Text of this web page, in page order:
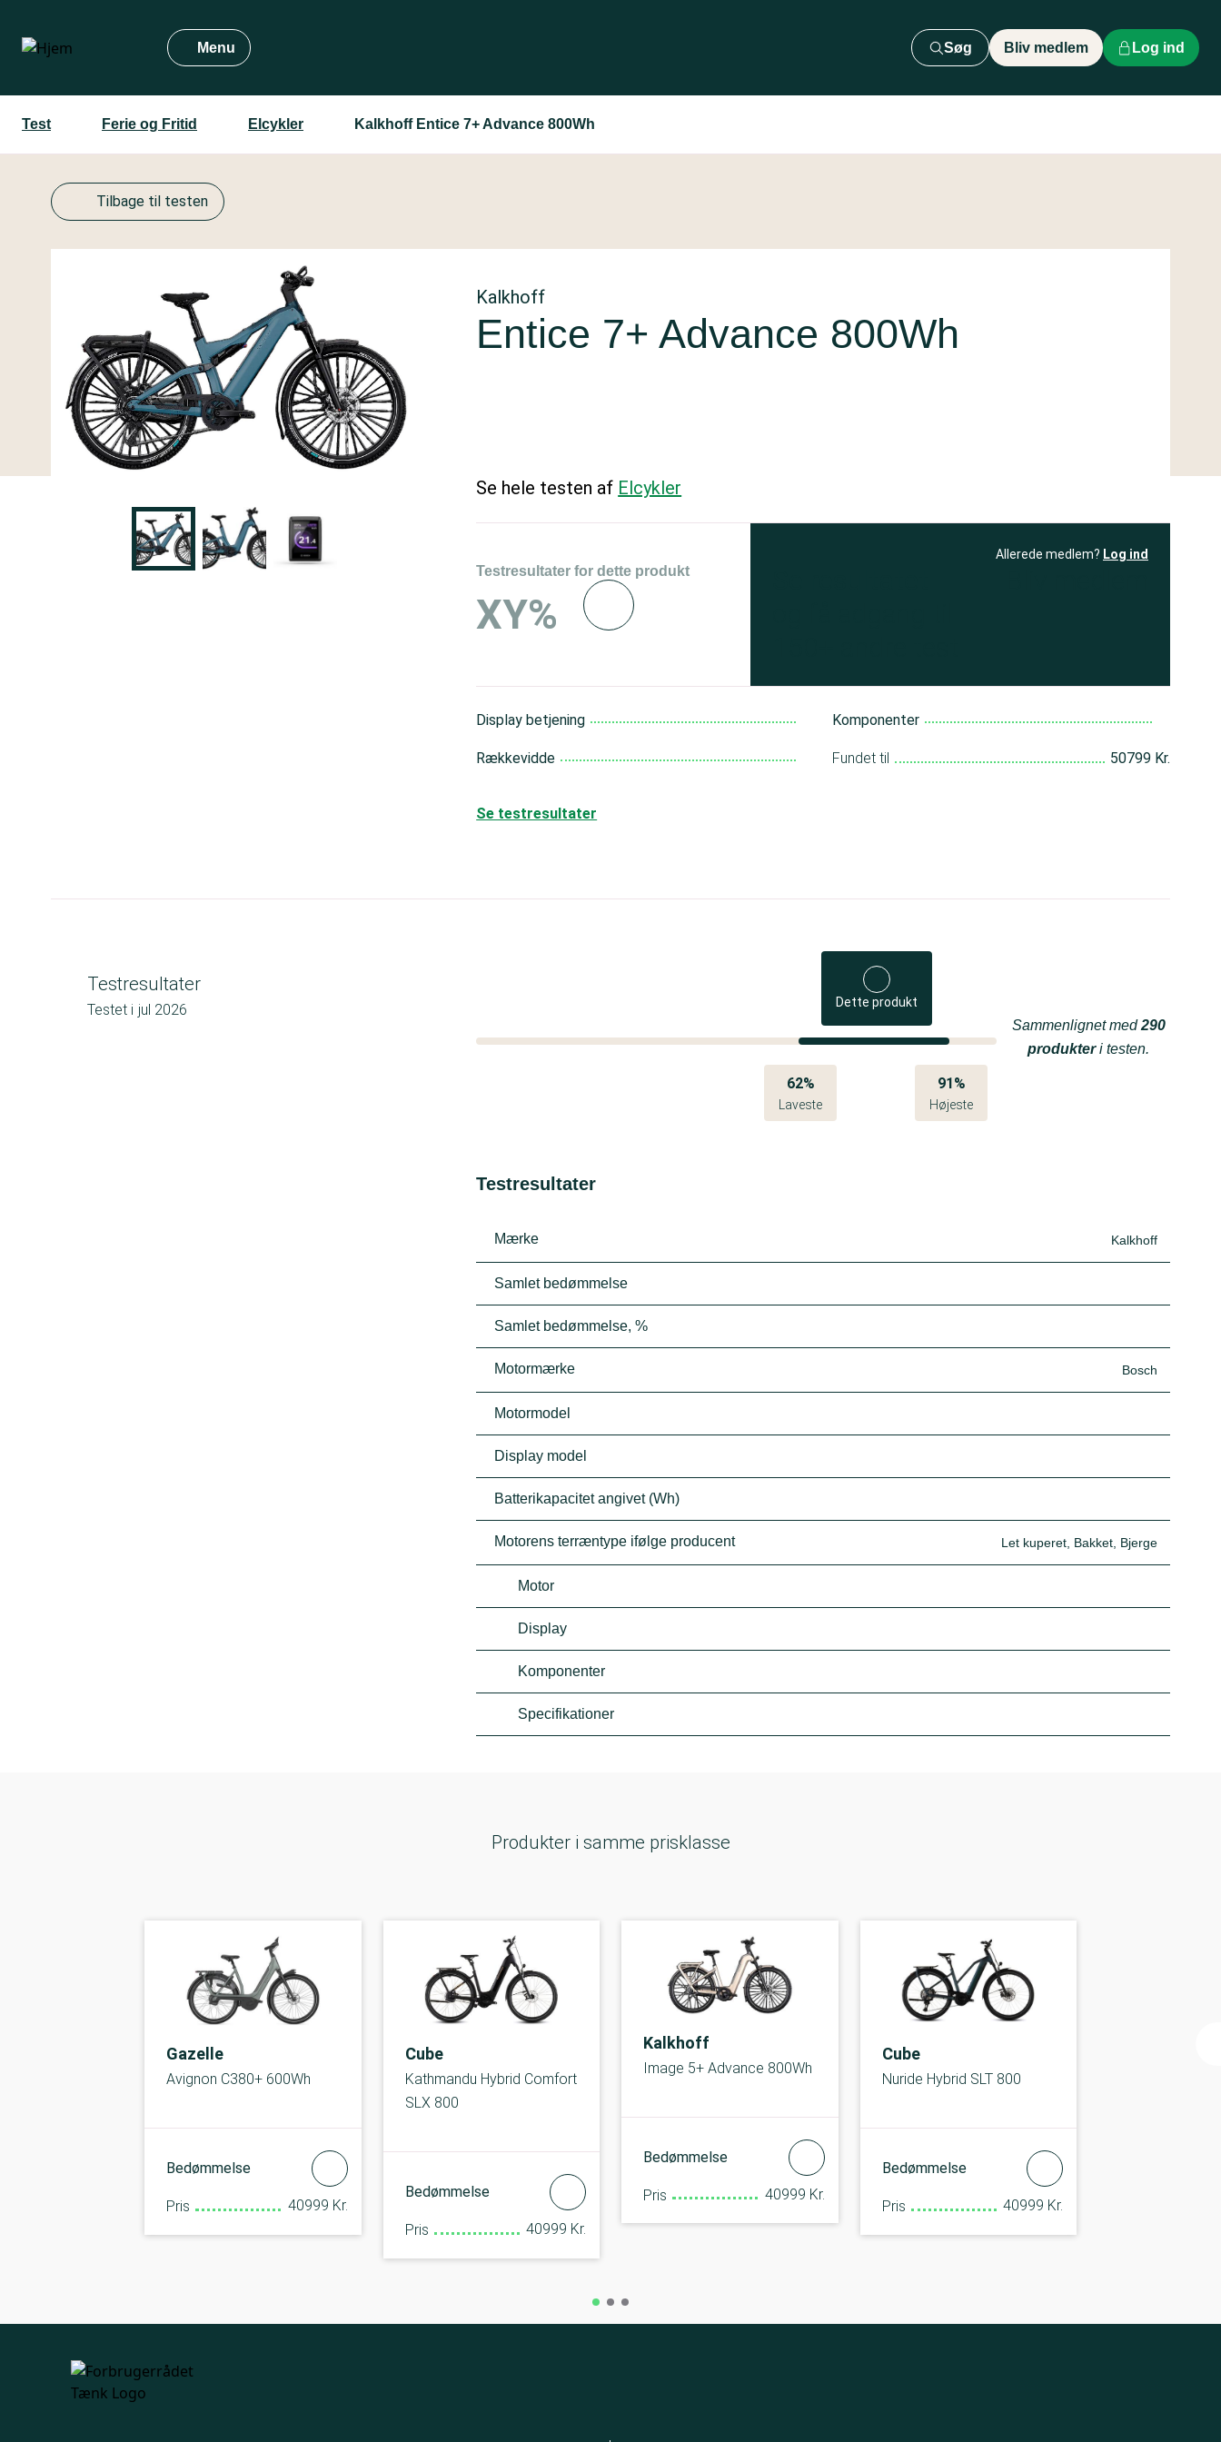
hovedindhold
Menu Søg Bliv medlem Log ind
Test Ferie og Fritid Elcykler Kalkhoff Entice 7+ Advance 800Wh
Tilbage til testen
Kalkhoff
Entice 7+ Advance 800Wh
Se hele testen af Elcykler
Testresultater for dette produkt
XY%
Allerede medlem? Log ind
Display betjening
Rækkevidde
Komponenter
Fundet til 50799 Kr.
Se testresultater
Testresultater
Testet i jul 2026 Dette produkt
62%
Laveste
91%
Højeste
Sammenlignet med290
produkteri testen.
Testresultater
Mærke Kalkhoff
Samlet bedømmelse
Samlet bedømmelse, %
Motormærke Bosch
Motormodel
Display model
Batterikapacitet angivet (Wh)
Motorens terræntype ifølge producent Let kuperet, Bakket, Bjerge
Motor
Display
Komponenter
Specifikationer
Produkter i samme prisklasse
Gazelle
Avignon C380+ 600Wh
Bedømmelse
Pris 40999 Kr.
Cube
Kathmandu Hybrid Comfort
SLX 800
Bedømmelse
Pris 40999 Kr.
Kalkhoff
Image 5+ Advance 800Wh
Bedømmelse
Pris 40999 Kr.
Cube
Nuride Hybrid SLT 800
Bedømmelse
Pris 40999 Kr.